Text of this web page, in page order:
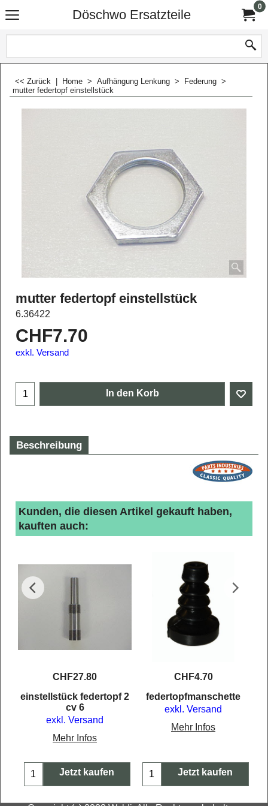
Döschwo Ersatzteile
0
<< Zurück Home > Aufhängung Lenkung > Federung >
mutter federtopf einstellstück
mutter federtopf einstellstück
6.36422
CHF7.70
exkl. Versand
In den Korb
Beschreibung
Kunden, die diesen Artikel gekauft haben,
kauften auch:
CHF27.80
einstellstück federtopf 2
cv 6
exkl. Versand
Mehr Infos
Jetzt kaufen
CHF4.70
federtopfmanschette
exkl. Versand
Mehr Infos
Jetzt kaufen